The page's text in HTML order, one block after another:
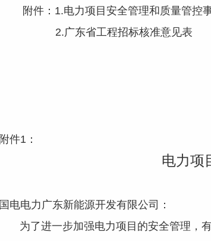
附件：1.电力项目安全管理和质量管控
2.广东省工程招标核准意见表
附件1：
电力项
国电电力广东新能源开发有限公司：
为了进一步加强电力项目的安全管理，有